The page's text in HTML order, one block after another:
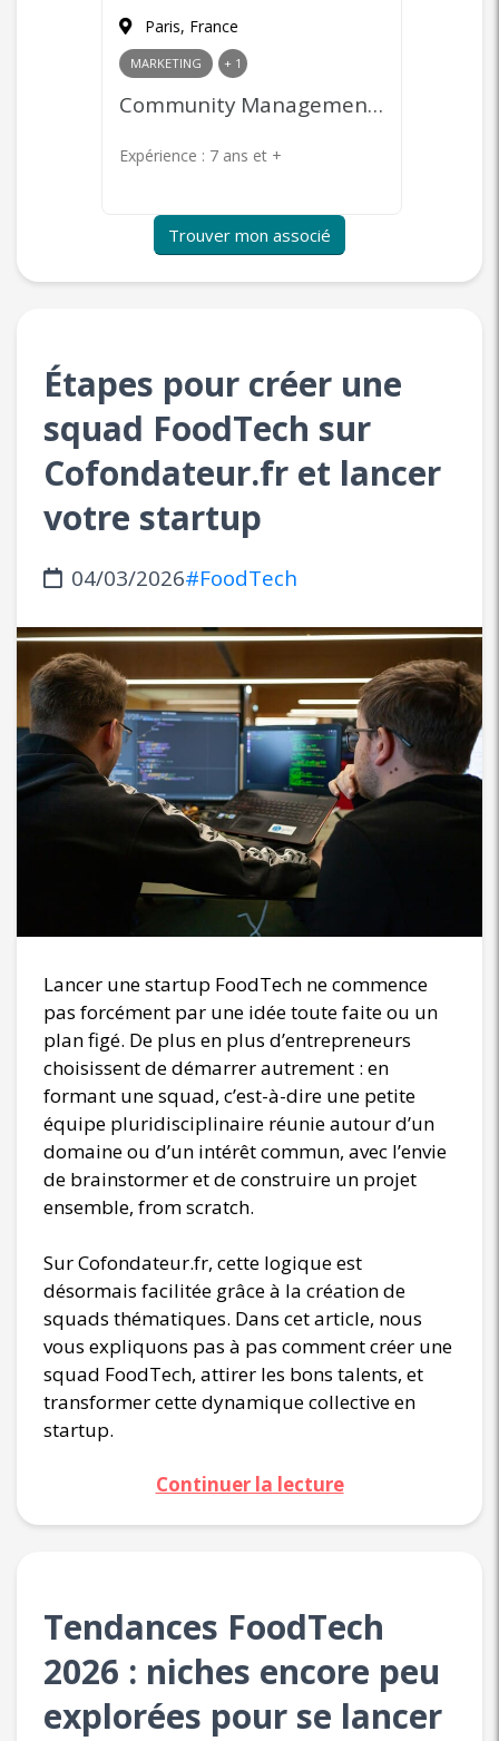
Paris, France
MARKETING + 1
Community Management, Content Marketing, Publicité en ligne, Product Management
Expérience : 7 ans et +
Trouver mon associé
Étapes pour créer une
squad FoodTech sur
Cofondateur.fr et lancer
votre startup
04/03/2026#FoodTech
Lancer une startup FoodTech ne commence
pas forcément par une idée toute faite ou un
plan figé. De plus en plus d’entrepreneurs
choisissent de démarrer autrement : en
formant une squad, c’est-à-dire une petite
équipe pluridisciplinaire réunie autour d’un
domaine ou d’un intérêt commun, avec l’envie
de brainstormer et de construire un projet
ensemble, from scratch.
Sur Cofondateur.fr, cette logique est
désormais facilitée grâce à la création de
squads thématiques. Dans cet article, nous
vous expliquons pas à pas comment créer une
squad FoodTech, attirer les bons talents, et
transformer cette dynamique collective en
startup.
Continuer la lecture
Tendances FoodTech
2026 : niches encore peu
explorées pour se lancer